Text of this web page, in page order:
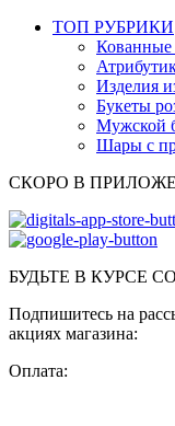
ТОП РУБРИКИ
Кованные
Изделия
Букеты
Мужской
Шары с
СКОРО В
БУДЬТЕ В КУРСЕ
Подпишитесь на
акциях магазина:
Оплата: